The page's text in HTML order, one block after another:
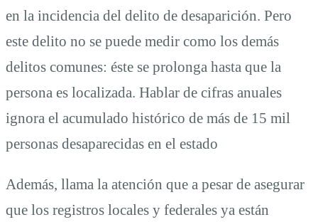
en la incidencia del delito de desaparición. Pero
este delito no se puede medir como los demás
delitos comunes: éste se prolonga hasta que la
persona es localizada. Hablar de cifras anuales
ignora el acumulado histórico de más de 15 mil
personas desaparecidas en el estado
Además, llama la atención que a pesar de asegurar
que los registros locales y federales ya están